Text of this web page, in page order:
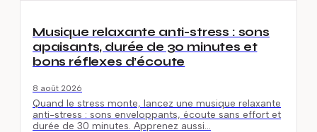
Musique relaxante anti-stress : sons
apaisants, durée de 30 minutes et
bons réflexes d’écoute
8 août 2026
Quand le stress monte, lancez une musique relaxante
anti-stress : sons enveloppants, écoute sans effort et
durée de 30 minutes. Apprenez aussi…